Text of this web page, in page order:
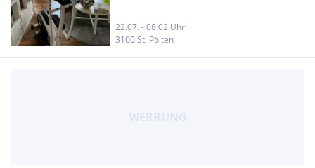
22.07. - 08:02 Uhr
3100 St. Pölten